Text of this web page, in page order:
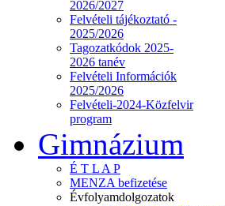
2026/2027
Felvételi tájékoztató -
2025/2026
Tagozatkódok 2025-
2026 tanév
Felvételi Információk
2025/2026
Felvételi-2024-Közfelvir
program
Gimnázium
É T L A P
MENZA befizetése
Évfolyamdolgozatok